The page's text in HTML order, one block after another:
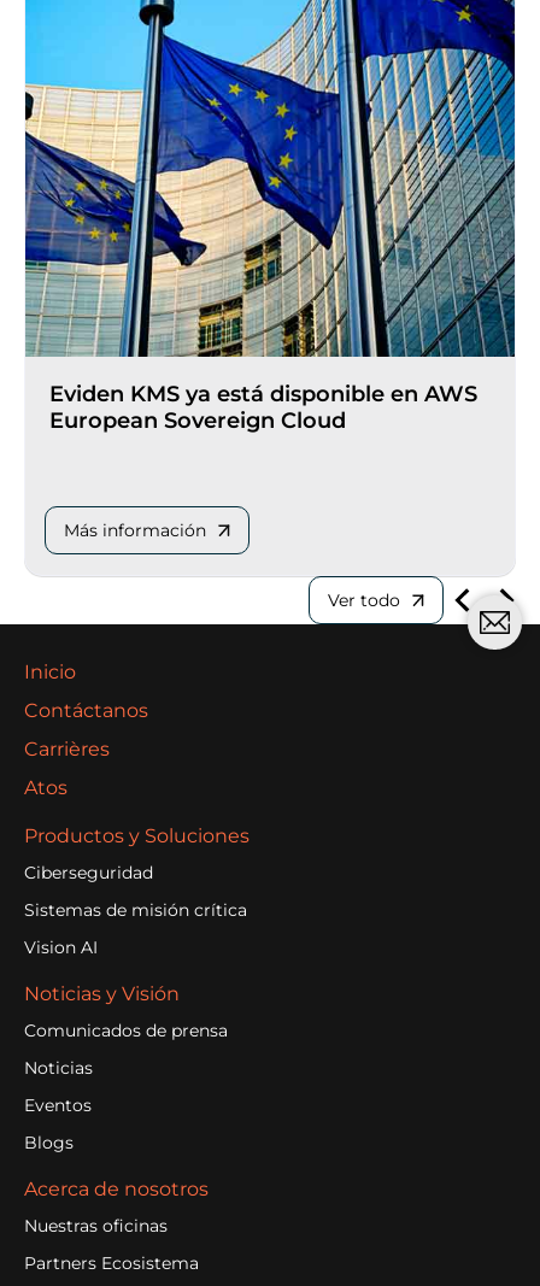
Eviden KMS ya está disponible en AWS
European Sovereign Cloud
Más información
Ver todo
Inicio
Contáctanos
Carrières
Atos
Productos y Soluciones
Ciberseguridad
Sistemas de misión crítica
Vision AI
Noticias y Visión
Comunicados de prensa
Noticias
Eventos
Blogs
Acerca de nosotros
Nuestras oficinas
Partners Ecosistema